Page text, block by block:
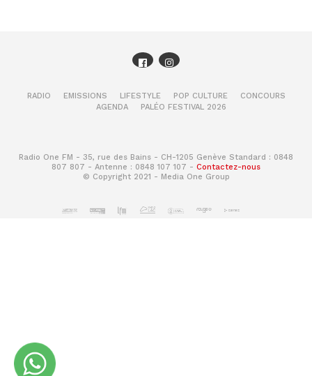
RADIO EMISSIONS LIFESTYLE POP CULTURE
CONCOURS
AGENDA
PALÉO FESTIVAL 2026
Radio One FM - 35, rue des Bains - CH-1205 Genève Standard : 0848
807 807 - Antenne : 0848 107 107 - Contactez-nous
© Copyright 2021 - Media One Group